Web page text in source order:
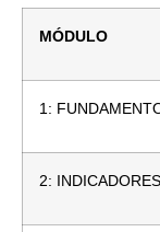
MÓDULO
1:
2: